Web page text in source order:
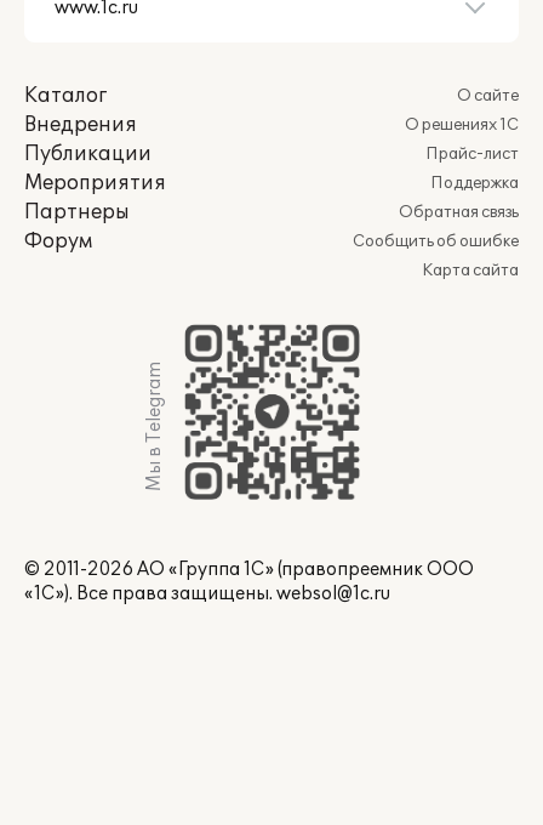
Каталог
Внедрения
Публикации
Мероприятия
Партнеры
Форум
О сайте
О решениях 1С
Прайс-лист
Поддержка
Обратная связь
Сообщить об ошибке
Карта сайта
Мы в Telegram
© 2011-2026 АО «Группа 1С» (правопреемник ООО
«1С»). Все права защищены. websol@1c.ru